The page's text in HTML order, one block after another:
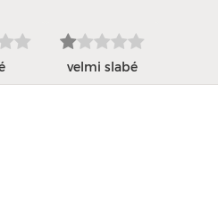
velmi slabé